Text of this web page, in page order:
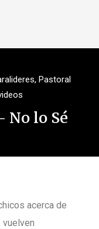
, Pastoral
No lo Sé
acerca de